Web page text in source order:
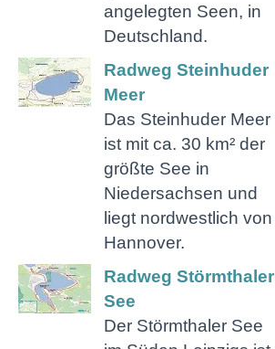
angelegten Seen, in
Deutschland.
Radweg Steinhuder
Meer
Das Steinhuder Meer
ist mit ca. 30 km² der
größte See in
Niedersachsen und
liegt nordwestlich von
Hannover.
Radweg Störmthaler
See
Der Störmthaler See